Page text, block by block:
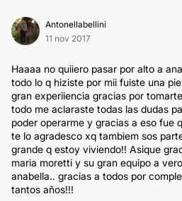
Antonellabellini
11 nov 2017
Haaaa no quiiero pasar por alto a
todo lo q hiziste por mii fuiste una
gran experiiencia gracias por
todo me aclaraste todas las dudas
poder operarme y gracias a eso fue
te lo agradesco xq tambiem sos
grande q estoy viviendo!! Asique
maria moretti y su gran equipo a
anabella.. gracias a todos por
tantos años!!!